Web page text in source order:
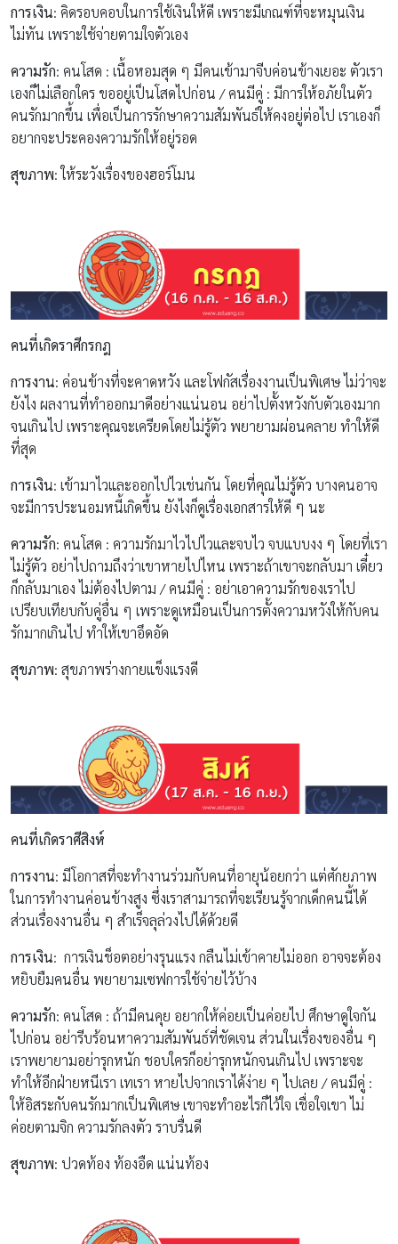
การเงิน: คิดรอบคอบในการใช้เงินให้ดี เพราะมีเกณฑ์ที่จะหมุนเงิน
ไม่ทัน เพราะใช้จ่ายตามใจตัวเอง
ความรัก: คนโสด : เนื้อหอมสุด ๆ มีคนเข้ามาจีบค่อนข้างเยอะ ตัวเรา
เองก็ไม่เลือกใคร ขออยู่เป็นโสดไปก่อน / คนมีคู่ : มีการให้อภัยในตัว
คนรักมากขึ้น เพื่อเป็นการรักษาความสัมพันธ์ให้คงอยู่ต่อไป เราเองก็
อยากจะประคองความรักให้อยู่รอด
สุขภาพ: ให้ระวังเรื่องของฮอร์โมน
คนที่เกิดราศีกรกฎ
การงาน: ค่อนข้างที่จะคาดหวัง และโฟกัสเรื่องงานเป็นพิเศษ ไม่ว่าจะ
ยังไง ผลงานที่ทำออกมาดีอย่างแน่นอน อย่าไปตั้งหวังกับตัวเองมาก
จนเกินไป เพราะคุณจะเครียดโดยไม่รู้ตัว พยายามผ่อนคลาย ทำให้ดี
ที่สุด
การเงิน: เข้ามาไวและออกไปไวเช่นกัน โดยที่คุณไม่รู้ตัว บางคนอาจ
จะมีการประนอมหนี้เกิดขึ้น ยังไงก็ดูเรื่องเอกสารให้ดี ๆ นะ
ความรัก: คนโสด : ความรักมาไวไปไวและจบไว จบแบบงง ๆ โดยที่เรา
ไม่รู้ตัว อย่าไปถามถึงว่าเขาหายไปไหน เพราะถ้าเขาจะกลับมา เดี๋ยว
ก็กลับมาเอง ไม่ต้องไปตาม / คนมีคู่ : อย่าเอาความรักของเราไป
เปรียบเทียบกับคู่อื่น ๆ เพราะดูเหมือนเป็นการตั้งความหวังให้กับคน
รักมากเกินไป ทำให้เขาอึดอัด
สุขภาพ: สุขภาพร่างกายแข็งแรงดี
คนที่เกิดราศีสิงห์
การงาน: มีโอกาสที่จะทำงานร่วมกับคนที่อายุน้อยกว่า แต่ศักยภาพ
ในการทำงานค่อนข้างสูง ซึ่งเราสามารถที่จะเรียนรู้จากเด็กคนนี้ได้
ส่วนเรื่องงานอื่น ๆ สำเร็จลุล่วงไปได้ด้วยดี
การเงิน: การเงินช็อตอย่างรุนแรง กลืนไม่เข้าคายไม่ออก อาจจะต้อง
หยิบยืมคนอื่น พยายามเซฟการใช้จ่ายไว้บ้าง
ความรัก: คนโสด : ถ้ามีคนคุย อยากให้ค่อยเป็นค่อยไป ศึกษาดูใจกัน
ไปก่อน อย่ารีบร้อนหาความสัมพันธ์ที่ชัดเจน ส่วนในเรื่องของอื่น ๆ
เราพยายามอย่ารุกหนัก ชอบใครก็อย่ารุกหนักจนเกินไป เพราะจะ
ทำให้อีกฝ่ายหนีเรา เทเรา หายไปจากเราได้ง่าย ๆ ไปเลย / คนมีคู่ :
ให้อิสระกับคนรักมากเป็นพิเศษ เขาจะทำอะไรก็ไว้ใจ เชื่อใจเขา ไม่
ค่อยตามจิก ความรักลงตัว ราบรื่นดี
สุขภาพ: ปวดท้อง ท้องอืด แน่นท้อง